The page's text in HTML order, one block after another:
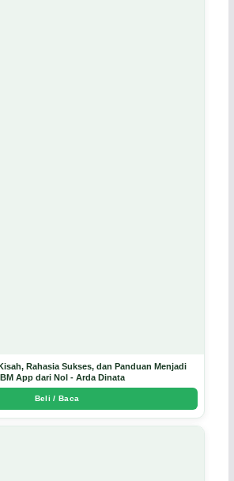
Rahasia Sukses, dan Panduan Menjadi
App dari Nol - Arda Dinata
Beli / Baca